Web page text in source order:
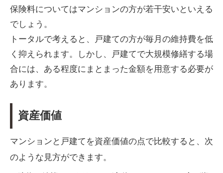
保険料についてはマンションの方が若干安いといえる
でしょう。
トータルで考えると、戸建ての方が毎月の維持費を低
く抑えられます。しかし、戸建てで大規模修繕する場
合には、ある程度にまとまった金額を用意する必要が
あります。
資産価値
マンションと戸建てを資産価値の点で比較すると、次
のような見方ができます。